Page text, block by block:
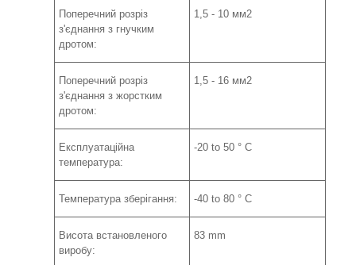
Поперечний розріз
з'єднання з гнучким
дротом:
1,5 - 10 мм2
Поперечний розріз
з'єднання з жорстким
дротом:
1,5 - 16 мм2
Експлуатаційна
температура:
-20 to 50 ° C
Температура зберігання: -40 to 80 ° C
Висота встановленого
виробу:
83 mm